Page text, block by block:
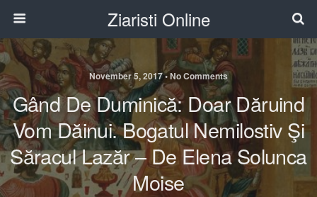
Ziaristi Online
November 5, 2017 • No Comments
Gând De Duminică: Doar Dăruind
Vom Dăinui. Bogatul Nemilostiv Şi
Săracul Lazăr – De Elena Solunca
Moise